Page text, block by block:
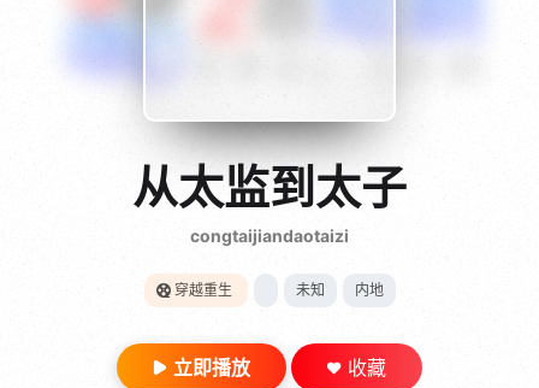
{if condition="$obj.vod_points
28短剧
从太监到太子
congtaijiandaotaizi
穿越重生 未知 内地
立即播放 收藏